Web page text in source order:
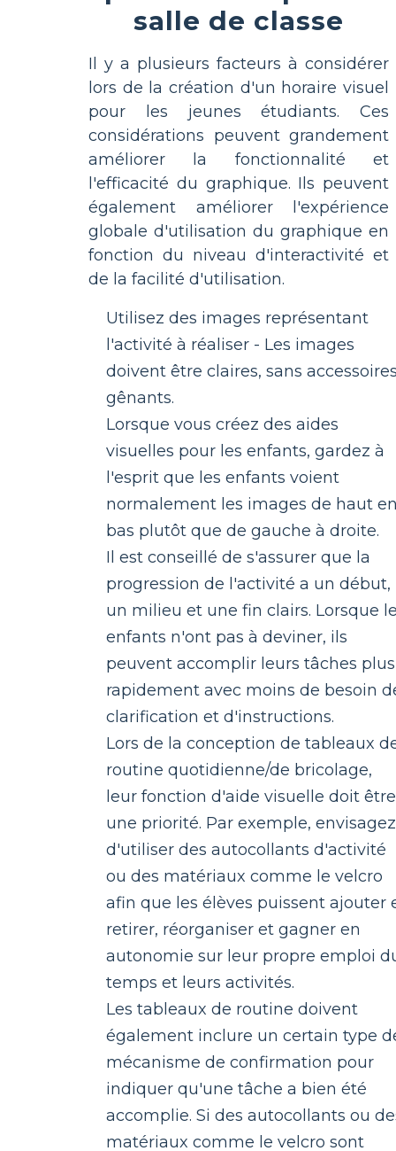
salle de classe
Il y a plusieurs facteurs à considérer
lors de la création d'un horaire visuel
pour les jeunes étudiants. Ces
considérations peuvent grandement
améliorer la fonctionnalité et
l'efficacité du graphique. Ils peuvent
également améliorer l'expérience
globale d'utilisation du graphique en
fonction du niveau d'interactivité et
de la facilité d'utilisation.
Utilisez des images représentant
l'activité à réaliser - Les images
doivent être claires, sans
gênants.
Lorsque vous créez des aides
visuelles pour les enfants, gardez à
l'esprit que les enfants voient
normalement les images de haut
bas plutôt que de gauche à droite.
Il est conseillé de s'assurer que la
progression de l'activité a un début,
un milieu et une fin clairs. Lorsque
enfants n'ont pas à deviner, ils
peuvent accomplir leurs tâches plus
rapidement avec moins de besoin
clarification et d'instructions.
Lors de la conception de tableaux
routine quotidienne/de bricolage,
leur fonction d'aide visuelle doit être
une priorité. Par exemple, envisagez
d'utiliser des autocollants d'activité
ou des matériaux comme le velcro
afin que les élèves puissent ajouter
retirer, réorganiser et gagner en
autonomie sur leur propre emploi
temps et leurs activités.
Les tableaux de routine doivent
également inclure un certain type
mécanisme de confirmation pour
indiquer qu'une tâche a bien été
accomplie. Si des autocollants ou
matériaux comme le velcro sont